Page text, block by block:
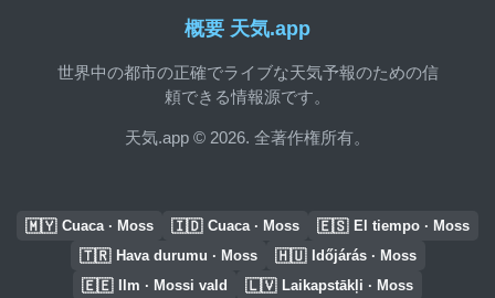
概要 天気.app
世界中の都市の正確でライブな天気予報のための信
頼できる情報源です。
天気.app © 2026. 全著作権所有。
🇲🇾 Cuaca · Moss 🇮🇩 Cuaca · Moss 🇪🇸 El tiempo · Moss
🇹🇷 Hava durumu · Moss 🇭🇺 Időjárás · Moss
🇪🇪 Ilm · Mossi vald 🇱🇻 Laikapstākļi · Moss